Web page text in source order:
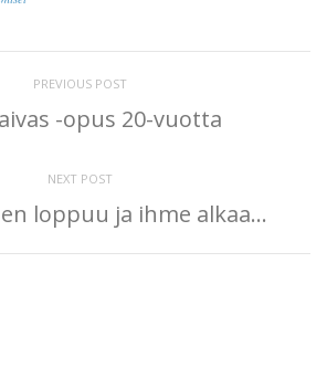
PREVIOUS POST
-opus 20-vuotta
NEXT POST
loppuu ja ihme alkaa…